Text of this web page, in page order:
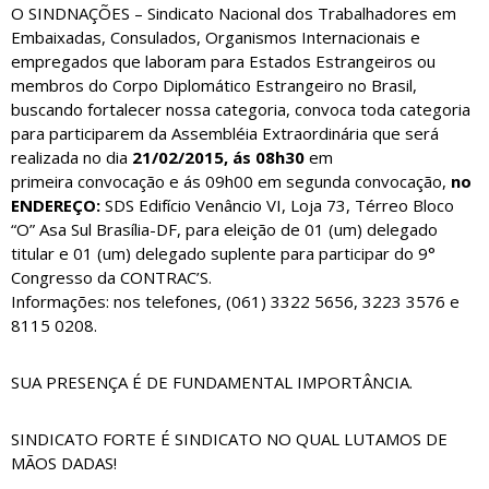
O SINDNAÇÕES – Sindicato Nacional dos Trabalhadores em
Embaixadas, Consulados, Organismos Internacionais e
empregados que laboram para Estados Estrangeiros ou
membros do Corpo Diplomático Estrangeiro no Brasil,
buscando fortalecer nossa categoria, convoca toda categoria
para participarem da Assembléia Extraordinária que será
realizada no dia 21/02/2015, ás 08h30 em
primeira convocação e ás 09h00 em segunda convocação, no
ENDEREÇO: SDS Edifício Venâncio VI, Loja 73, Térreo Bloco
“O” Asa Sul Brasília-DF, para eleição de 01 (um) delegado
titular e 01 (um) delegado suplente para participar do 9°
Congresso da CONTRAC’S.
Informações: nos telefones, (061) 3322 5656, 3223 3576 e
8115 0208.
SUA PRESENÇA É DE FUNDAMENTAL IMPORTÂNCIA.
SINDICATO FORTE É SINDICATO NO QUAL LUTAMOS DE
MÃOS DADAS!